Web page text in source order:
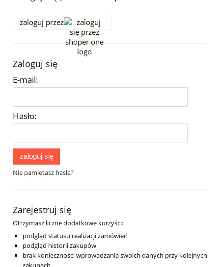
zaloguj przez
Zaloguj się
E-mail:
Hasło:
zaloguj się
Nie pamiętasz hasła?
Zarejestruj się
Otrzymasz liczne dodatkowe korzyści:
podgląd statusu realizacji zamówień
podgląd historii zakupów
brak konieczności wprowadzania swoich danych przy kolejnych
zakupach